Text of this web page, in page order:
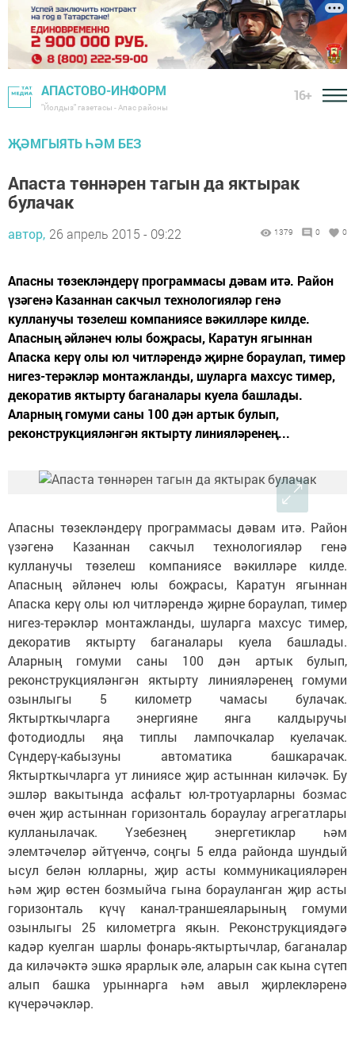
АПАСТОВО-ИНФОРМ
"Йолдыз" газетасы - Апас районы
16+
ҖӘМГЫЯТЬ ҺӘМ БЕЗ
Апаста төннәрен тагын да яктырак
булачак
автор, 26 апрель 2015 - 09:22 1379 0 0
Апасны төзекләндерү программасы дәвам итә. Район
үзәгенә Казаннан сакчыл технологияләр генә
кулланучы төзелеш компаниясе вәкилләре килде.
Апасның әйләнеч юлы боҗрасы, Каратун ягыннан
Апаска керү олы юл читләрендә җирне бораулап, тимер
нигез-терәкләр монтажланды, шуларга махсус тимер,
декоратив яктырту баганалары куела башлады.
Аларның гомуми саны 100 дән артык булып,
реконструкцияләнгән яктырту линияләренең...
Апасны төзекләндерү программасы дәвам итә. Район
үзәгенә Казаннан сакчыл технологияләр генә
кулланучы төзелеш компаниясе вәкилләре килде.
Апасның әйләнеч юлы боҗрасы, Каратун ягыннан
Апаска керү олы юл читләрендә җирне бораулап, тимер
нигез-терәкләр монтажланды, шуларга махсус тимер,
декоратив яктырту баганалары куела башлады.
Аларның гомуми саны 100 дән артык булып,
реконструкцияләнгән яктырту линияләренең гомуми
озынлыгы 5 километр чамасы булачак.
Яктырткычларга энергияне янга калдыручы
фотодиодлы яңа типлы лампочкалар куелачак.
Сүндерү-кабызуны автоматика башкарачак.
Яктырткычларга ут линиясе җир астыннан киләчәк. Бу
эшләр вакытында асфальт юл-тротуарларны бозмас
өчен җир астыннан горизонталь бораулау агрегатлары
кулланылачак. Үзебезнең энергетиклар һәм
элемтәчеләр әйтүенчә, соңгы 5 елда районда шундый
ысул белән юлларны, җир асты коммуникацияләрен
һәм җир өстен бозмыйча гына борауланган җир асты
горизонталь күчү канал-траншеяларының гомуми
озынлыгы 25 километрга якын. Реконструкциядәгә
кадәр куелган шарлы фонарь-яктыртычлар, баганалар
да киләчәктә эшкә ярарлык әле, аларын сак кына сүтеп
алып башка урыннарга һәм авыл җирлекләренә
күчерәчәкләр.